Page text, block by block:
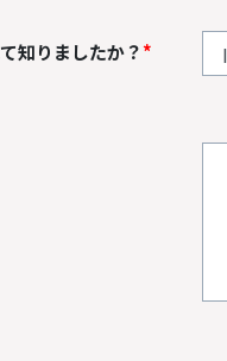
知りましたか？*